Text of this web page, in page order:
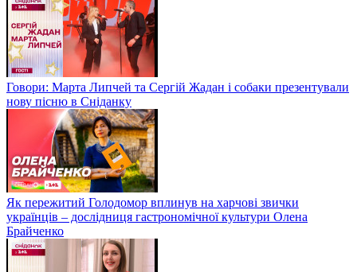
Говори: Марта Липчей та Сергій Жадан і собаки презентували
нову пісню в Сніданку
Як пережитий Голодомор вплинув на харчові звички
українців – дослідниця гастрономічної культури Олена
Брайченко